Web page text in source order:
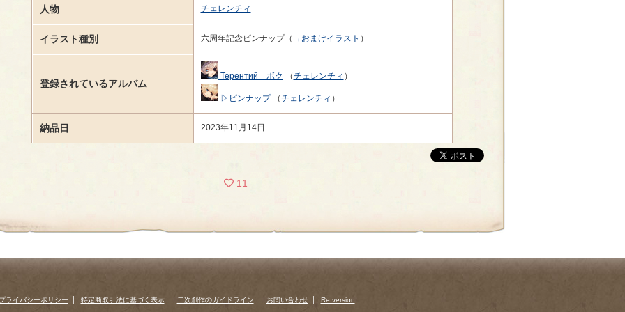
人物 チェレンチィ
イラスト種別 六周年記念ピンナップ（ →おまけイラスト ）
登録されているアルバム
Терентий ボク （チェレンチィ ）
▷ピンナップ（チェレンチィ ）
納品日 2023年11月14日
11
ライバシーポリシー 特定商取引法に基づく表示 二次創作のガイドライン お問い合わせ Re:version